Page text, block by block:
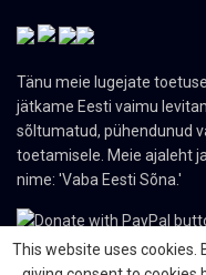
Tänu meie lugejate
jätkame Eesti vaimu
sõltumatud, pühendunud
toetamisele. Meie ajaleht
nime: 'Vaba Eesti Sõna.'
This website uses cookies.